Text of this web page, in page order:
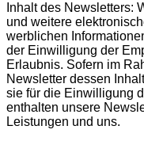
Inhalt des Newsletters:
und weitere
werblichen
der Einwilligung der
Erlaubnis. Sofern im
Newsletter dessen
sie für die Einwilligung
enthalten unsere
Leistungen und uns.